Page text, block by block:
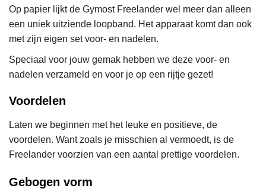
Op papier lijkt de Gymost Freelander wel meer dan alleen
een uniek uitziende loopband. Het apparaat komt dan ook
met zijn eigen set voor- en nadelen.
Speciaal voor jouw gemak hebben we deze voor- en
nadelen verzameld en voor je op een rijtje gezet!
Voordelen
Laten we beginnen met het leuke en positieve, de
voordelen. Want zoals je misschien al vermoedt, is de
Freelander voorzien van een aantal prettige voordelen.
Gebogen vorm